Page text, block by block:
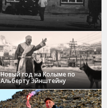
Новый год на Колыме по
Альберту Эйнштейну